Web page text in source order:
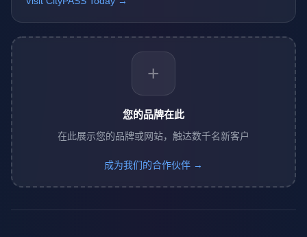
+
您的品牌在此
在此展示您的品牌或网站，触达数千名新客户
成为我们的合作伙伴 →